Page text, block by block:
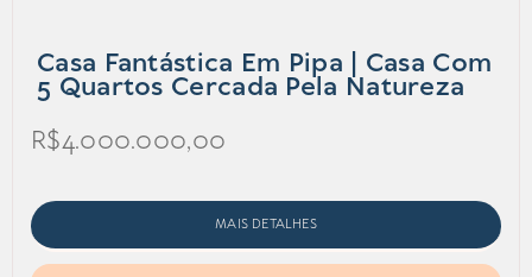
Casa Fantástica Em Pipa | Casa Com
5 Quartos Cercada Pela Natureza
R$4.000.000,00
MAIS DETALHES